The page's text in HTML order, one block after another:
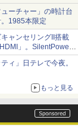
ューチャー」の時計台
1985本限定
ャンセリングII搭載
」。SilentPower
ィ」日テレで今夜。
もっと見る